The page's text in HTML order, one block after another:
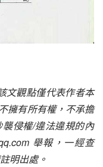
文觀點僅代表作者本
擁有所有權，不承擔
侵權/違法違規的內
舉報，一經查
明出處。